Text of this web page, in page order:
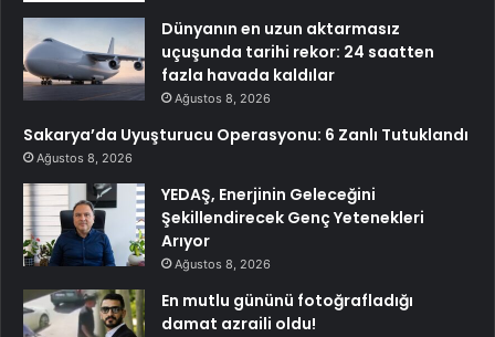
Dünyanın en uzun aktarmasız
uçuşunda tarihi rekor: 24 saatten
fazla havada kaldılar
Ağustos 8, 2026
Sakarya’da Uyuşturucu Operasyonu: 6 Zanlı Tutuklandı
Ağustos 8, 2026
YEDAŞ, Enerjinin Geleceğini
Şekillendirecek Genç Yetenekleri
Arıyor
Ağustos 8, 2026
En mutlu gününü fotoğrafladığı
damat azraili oldu!